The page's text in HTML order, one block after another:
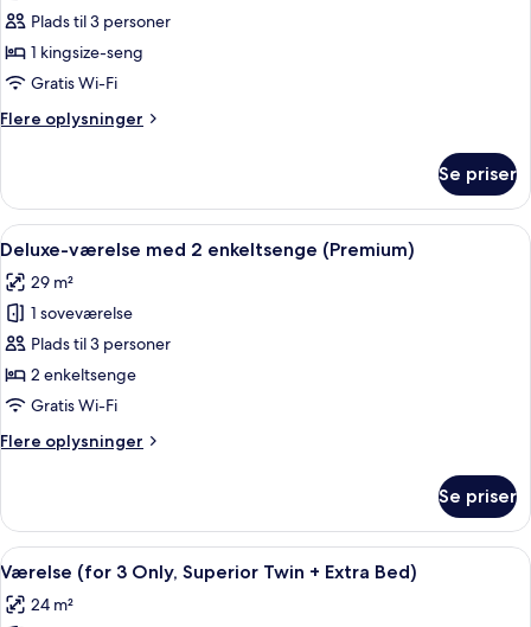
Comfort-
dobbeltværelse
Plads til 3 personer
1 kingsize-seng
Gratis Wi-Fi
Flere oplysninger
Flere
dobbeltværelse
Se priser
Indlæs
alle
billeder
af
Deluxe-
værelse
med
enkeltsenge
Et hotelværelse med sofa, stol, lille
7
Deluxe-værelse med 2 enkeltsenge (Premium)
29 m²
1 soveværelse
Plads til 3 personer
2 enkeltsenge
Gratis Wi-Fi
Flere oplysninger
Flere
værelse
med
2
enkeltsenge
(Premium)
Se priser
Indlæs
alle
billeder
Et hotelværelse med to senge, et
8
Værelse (for 3 Only, Superior Twin + Extra Bed)
24 m²